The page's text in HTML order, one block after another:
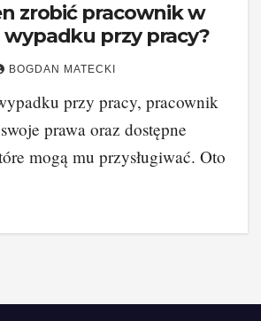
zrobić pracownik w
przy pracy?
BOGDAN MATECKI
przy pracy, pracownik
prawa oraz dostępne
mogą mu przysługiwać. Oto